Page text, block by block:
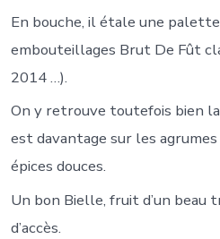
En bouche, il étale une
embouteillages Brut De Fût
2014 …).
On y retrouve toutefois bien
est davantage sur les
épices douces.
Un bon Bielle, fruit d’un
d’accès.